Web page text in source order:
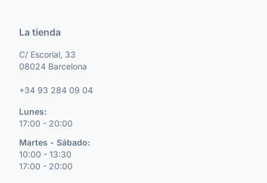
La tienda
C/ Escorial, 33
08024 Barcelona
+34 93 284 09 04
Lunes:
17:00 - 20:00
Martes - Sábado:
10:00 - 13:30
17:00 - 20:00